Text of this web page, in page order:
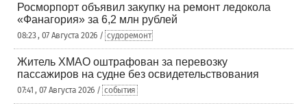
Росморпорт объявил закупку на ремонт ледокола
«Фанагория» за 6,2 млн рублей
08:23 , 07 Августа 2026 / судоремонт
Житель ХМАО оштрафован за перевозку
пассажиров на судне без освидетельствования
07:41 , 07 Августа 2026 / события